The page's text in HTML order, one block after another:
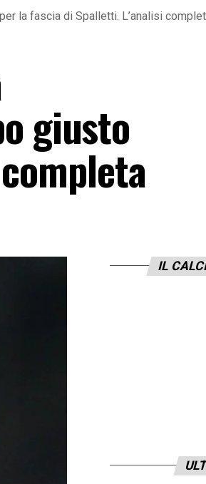
la fascia di Spalletti. L’analisi
giusto
IL